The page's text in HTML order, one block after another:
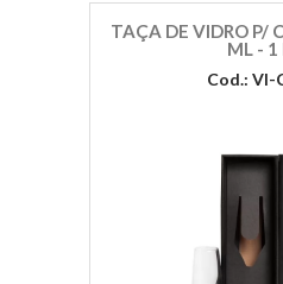
TAÇA DE VIDRO P/
ML - 1
Cod.: VI-